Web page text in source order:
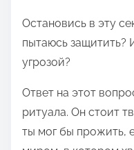
Остановись в эту
пытаюсь защитить?
угрозой?
Ответ на этот
ритуала. Он стоит
ты мог бы прожить,